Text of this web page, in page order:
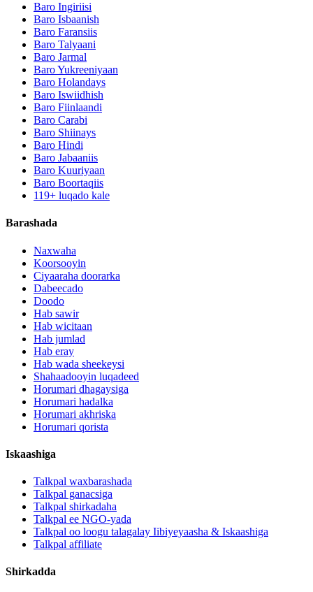
Baro Ingiriisi
Baro Isbaanish
Baro Faransiis
Baro Talyaani
Baro Jarmal
Baro Yukreeniyaan
Baro Holandays
Baro Iswiidhish
Baro Fiinlaandi
Baro Carabi
Baro Shiinays
Baro Hindi
Baro Jabaaniis
Baro Kuuriyaan
Baro Boortaqiis
119+ luqado kale
Barashada
Naxwaha
Koorsooyin
Ciyaaraha doorarka
Dabeecado
Doodo
Hab sawir
Hab wicitaan
Hab jumlad
Hab eray
Hab wada sheekeysi
Shahaadooyin luqadeed
Horumari dhagaysiga
Horumari hadalka
Horumari akhriska
Horumari qorista
Iskaashiga
Talkpal waxbarashada
Talkpal ganacsiga
Talkpal shirkadaha
Talkpal ee NGO-yada
Talkpal oo loogu talagalay Iibiyeyaasha & Iskaashiga
Talkpal affiliate
Shirkadda